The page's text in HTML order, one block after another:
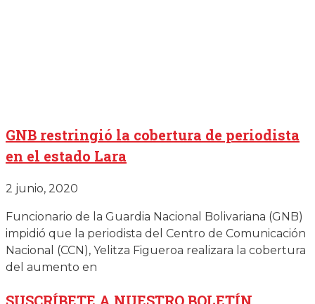
GNB restringió la cobertura de periodista
en el estado Lara
2 junio, 2020
Funcionario de la Guardia Nacional Bolivariana (GNB)
impidió que la periodista del Centro de Comunicación
Nacional (CCN), Yelitza Figueroa realizara la cobertura
del aumento en
SUSCRÍBETE A NUESTRO BOLETÍN